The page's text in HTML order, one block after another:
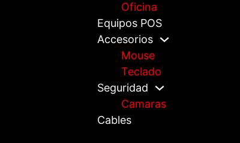
Oficina
Equipos POS
Accesorios
Mouse
Teclado
Seguridad
Camaras
Cables